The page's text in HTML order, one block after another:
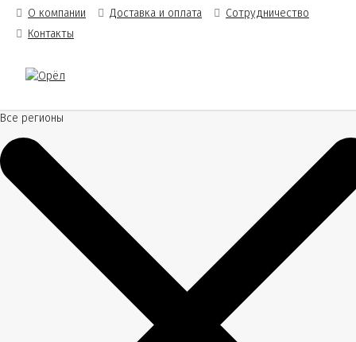
О компании
Доставка и оплата
Сотрудничество
Контакты
Все регионы